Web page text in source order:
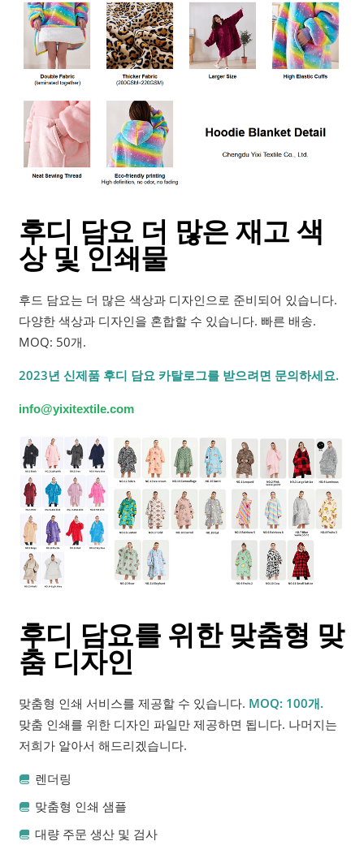
후디 담요 더 많은 재고 색
상 및 인쇄물
후드 담요는 더 많은 색상과 디자인으로 준비되어 있습니다.
다양한 색상과 디자인을 혼합할 수 있습니다. 빠른 배송.
MOQ: 50개.
2023년 신제품 후디 담요 카탈로그를 받으려면 문의하세요.
info@yixitextile.com
후디 담요를 위한 맞춤형 맞
춤 디자인
맞춤형 인쇄 서비스를 제공할 수 있습니다. MOQ: 100개.
맞춤 인쇄를 위한 디자인 파일만 제공하면 됩니다. 나머지는
저희가 알아서 해드리겠습니다.
렌더링
맞춤형 인쇄 샘플
대량 주문 생산 및 검사